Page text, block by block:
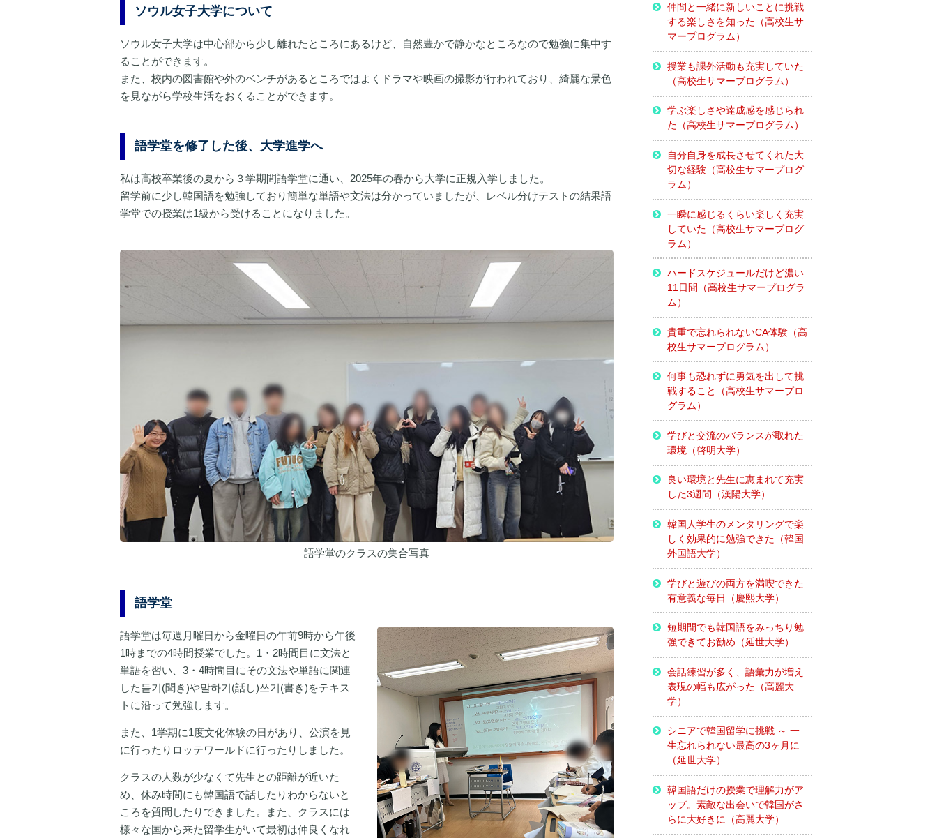
ソウル女子大学について
ソウル女子大学は中心部から少し離れたところにあるけど、自然豊かで静かなところなので勉強に集中す
ることができます。
また、校内の図書館や外のベンチがあるところではよくドラマや映画の撮影が行われており、綺麗な景色
を見ながら学校生活をおくることができます。
語学堂を修了した後、大学進学へ
私は高校卒業後の夏から３学期間語学堂に通い、2025年の春から大学に正規入学しました。
留学前に少し韓国語を勉強しており簡単な単語や文法は分かっていましたが、レベル分けテストの結果語
学堂での授業は1級から受けることになりました。
語学堂のクラスの集合写真
語学堂
語学堂は毎週月曜日から金曜日の午前9時から午後
1時までの4時間授業でした。1・2時間目に文法と
単語を習い、3・4時間目にその文法や単語に関連
した듣기(聞き)や말하기(話し)쓰기(書き)をテキス
トに沿って勉強します。
また、1学期に1度文化体験の日があり、公演を見
に行ったりロッテワールドに行ったりしました。
クラスの人数が少なくて先生との距離が近いた
め、休み時間にも韓国語で話したりわからないと
ころを質問したりできました。また、クラスには
様々な国から来た留学生がいて最初は仲良くなれ
仲間と一緒に新しいことに挑戦
する楽しさを知った（高校生サ
マープログラム）
授業も課外活動も充実していた
（高校生サマープログラム）
学ぶ楽しさや達成感を感じられ
た（高校生サマープログラム）
自分自身を成長させてくれた大
切な経験（高校生サマープログ
ラム）
一瞬に感じるくらい楽しく充実
していた（高校生サマープログ
ラム）
ハードスケジュールだけど濃い
11日間（高校生サマープログラ
ム）
貴重で忘れられないCA体験（高
校生サマープログラム）
何事も恐れずに勇気を出して挑
戦すること（高校生サマープロ
グラム）
学びと交流のバランスが取れた
環境（啓明大学）
良い環境と先生に恵まれて充実
した3週間（漢陽大学）
韓国人学生のメンタリングで楽
しく効果的に勉強できた（韓国
外国語大学）
学びと遊びの両方を満喫できた
有意義な毎日（慶熙大学）
短期間でも韓国語をみっちり勉
強できてお勧め（延世大学）
会話練習が多く、語彙力が増え
表現の幅も広がった（高麗大
学）
シニアで韓国留学に挑戦 ～ 一
生忘れられない最高の3ヶ月に
（延世大学）
韓国語だけの授業で理解力がア
ップ。素敵な出会いで韓国がさ
らに大好きに（高麗大学）